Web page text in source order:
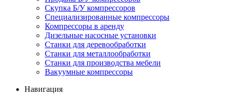
Скупка Б/У компрессоров
Специализированные компрессоры
Компрессоры в аренду
Дизельные насосные установки
Станки для деревообработки
Станки для металлообработки
Станки для производства мебели
Вакуумные компрессоры
Навигация